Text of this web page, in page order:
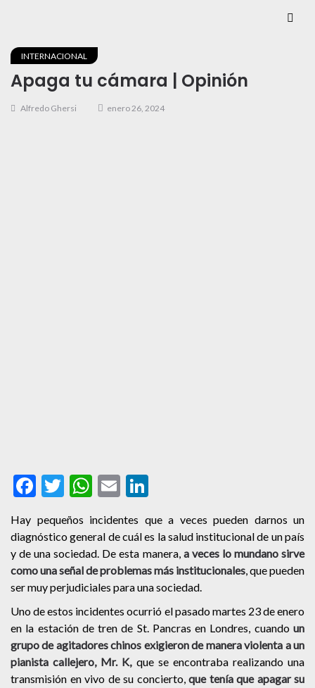
INTERNACIONAL
Apaga tu cámara | Opinión
Alfredo Ghersi enero 26, 2024
Facebook
Twitter
WhatsApp
Email
Hay pequeños incidentes que a veces pueden darnos un
diagnóstico general de cuál es la salud institucional de un país
y de una sociedad. De esta manera, a veces lo mundano sirve
como una señal de problemas más institucionales, que pueden
ser muy perjudiciales para una sociedad.
Uno de estos incidentes ocurrió el pasado martes 23 de enero
en la estación de tren de St. Pancras en Londres, cuando un
grupo de agitadores chinos exigieron de manera violenta a un
pianista callejero, Mr. K,que se encontraba realizando una
transmisión en vivo de su concierto,que tenía que apagar su